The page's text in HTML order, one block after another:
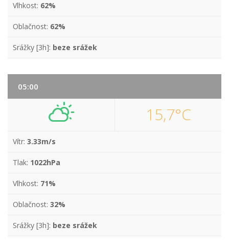
Vlhkost: 62%
Oblačnost: 62%
Srážky [3h]: beze srážek
05:00
15,7°C
Vítr: 3.33m/s
Tlak: 1022hPa
Vlhkost: 71%
Oblačnost: 32%
Srážky [3h]: beze srážek